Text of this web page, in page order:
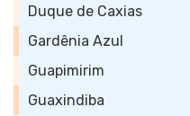
Duque de Caxias
Gardênia Azul
Guapimirim
Guaxindiba